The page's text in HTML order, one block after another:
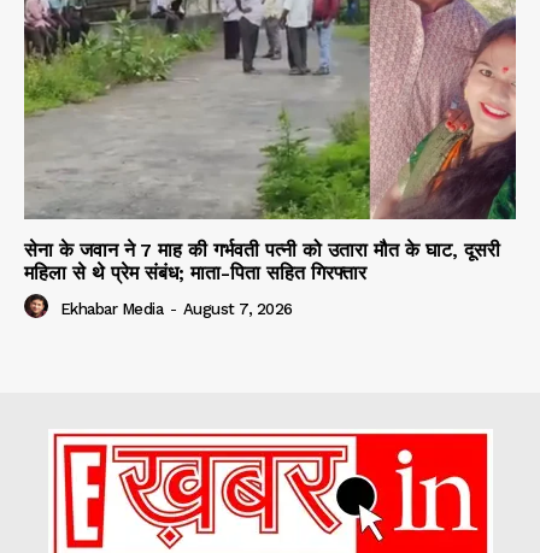
सेना के जवान ने 7 माह की गर्भवती पत्नी को उतारा मौत के घाट, दूसरी
महिला से थे प्रेम संबंध; माता-पिता सहित गिरफ्तार
Ekhabar Media - August 7, 2026